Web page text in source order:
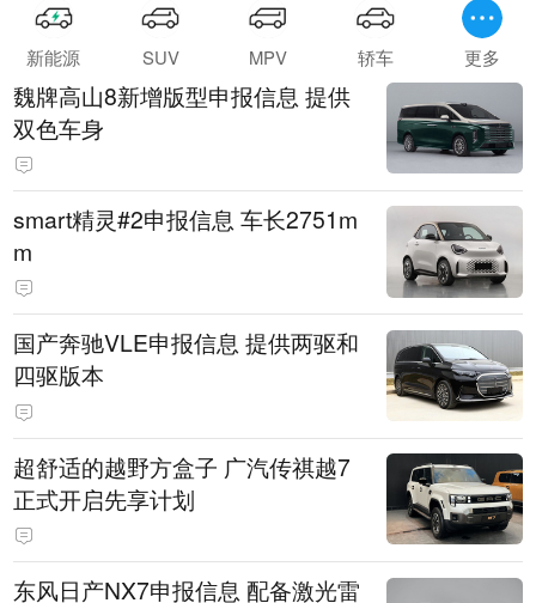
新能源 SUV MPV 轿车 更多
魏牌高山8新增版型申报信息 提供
双色车身
smart精灵#2申报信息 车长2751m
m
国产奔驰VLE申报信息 提供两驱和
四驱版本
超舒适的越野方盒子 广汽传祺越7
正式开启先享计划
东风日产NX7申报信息 配备激光雷